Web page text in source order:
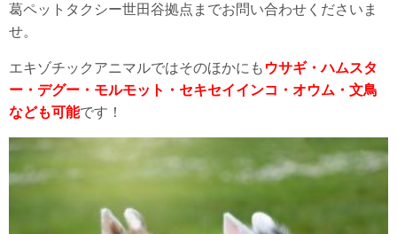
葛ペットタクシー世田谷拠点までお問い合わせくださいま
せ。
エキゾチックアニマルではそのほかにも ウサギ・ハムスタ
ー・デグー・モルモット・セキセイインコ・オウム・文鳥
なども可能です！